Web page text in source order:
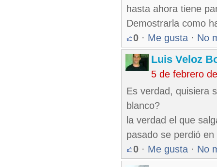
hasta ahora tiene
Demostrarla como
0 · Me gusta · No
Luis Veloz
5 de febrero
Es verdad, quisiera
blanco?
la verdad el que
pasado se perdió
0 · Me gusta · No